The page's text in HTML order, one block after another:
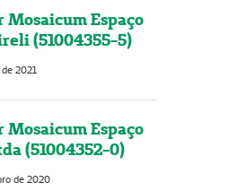
Mosaicum Espaço
(51004355-5)
2021
Mosaicum Espaço
(51004352-0)
de 2020